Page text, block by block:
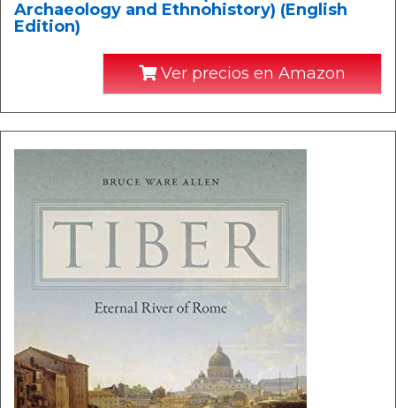
Archaeology and Ethnohistory) (English
Edition)
Ver precios en Amazon